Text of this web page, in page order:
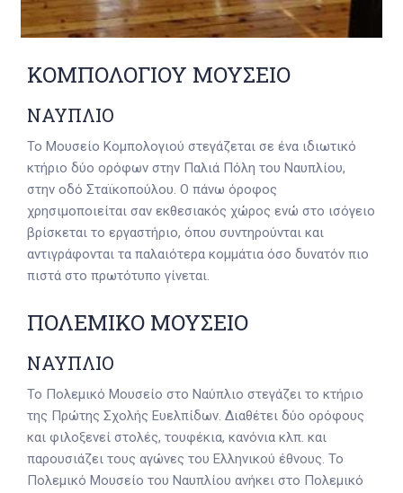
ΚΟΜΠΟΛΟΓΙΟΥ ΜΟΥΣΕΙΟ
ΝΑΥΠΛΙΟ
Το Μουσείο Κομπολογιού στεγάζεται σε ένα ιδιωτικό
κτήριο δύο ορόφων στην Παλιά Πόλη του Ναυπλίου,
στην οδό Σταϊκοπούλου. Ο πάνω όροφος
χρησιμοποιείται σαν εκθεσιακός χώρος ενώ στο ισόγειο
βρίσκεται το εργαστήριο, όπου συντηρούνται και
αντιγράφονται τα παλαιότερα κομμάτια όσο δυνατόν πιο
πιστά στο πρωτότυπο γίνεται.
ΠΟΛΕΜΙΚΟ ΜΟΥΣΕΙΟ
ΝΑΥΠΛΙΟ
Το Πολεμικό Μουσείο στο Ναύπλιο στεγάζει το κτήριο
της Πρώτης Σχολής Ευελπίδων. Διαθέτει δύο ορόφους
και φιλοξενεί στολές, τουφέκια, κανόνια κλπ. και
παρουσιάζει τους αγώνες του Ελληνικού έθνους. Το
Πολεμικό Μουσείο του Ναυπλίου ανήκει στο Πολεμικό